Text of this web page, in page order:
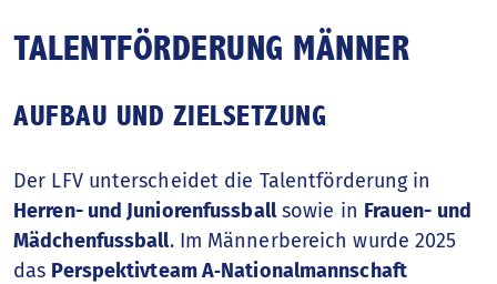
Nationale Wettbewerbe
TALENTFÖRDERUNG MÄNNER
AUFBAU UND ZIELSETZUNG
Der LFV unterscheidet die Talentförderung in
Herren- und Juniorenfussballsowie in Frauen- und
Mädchenfussball. Im Männerbereich wurde 2025
das Perspektivteam A‑Nationalmannschaft